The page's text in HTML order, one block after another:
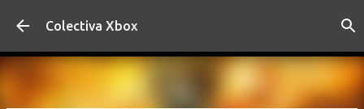
Ir al contenido principal
Colectiva Xbox